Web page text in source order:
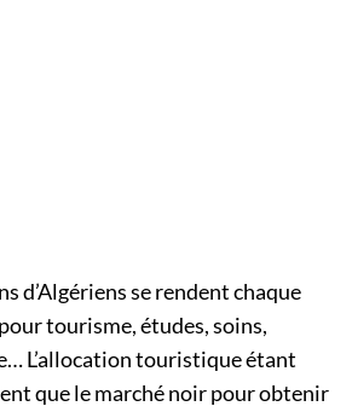
d’Algériens se rendent chaque
tourisme, études, soins,
L’allocation touristique étant
que le marché noir pour obtenir